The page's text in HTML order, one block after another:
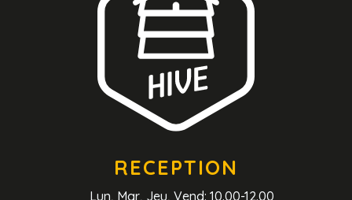
RECEPTION
Lun, Mar, Jeu, Vend: 10.00-12.00